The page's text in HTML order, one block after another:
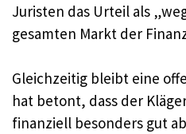
Juristen das Urteil als
gesamten Markt der
Gleichzeitig bleibt eine
hat betont, dass der
finanziell besonders gut